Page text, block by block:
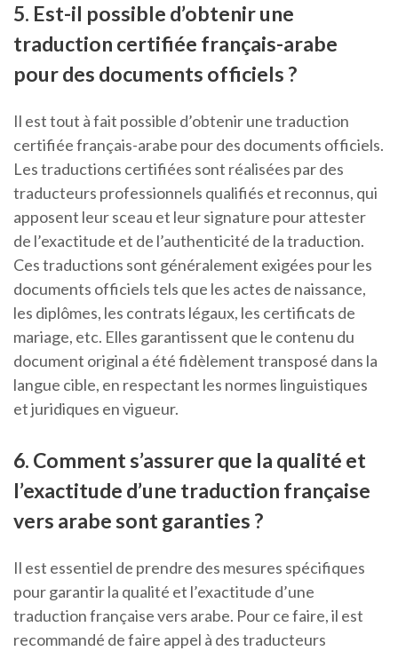
5. Est-il possible d’obtenir une
traduction certifiée français-arabe
pour des documents officiels ?
Il est tout à fait possible d’obtenir une traduction
certifiée français-arabe pour des documents officiels.
Les traductions certifiées sont réalisées par des
traducteurs professionnels qualifiés et reconnus, qui
apposent leur sceau et leur signature pour attester
de l’exactitude et de l’authenticité de la traduction.
Ces traductions sont généralement exigées pour les
documents officiels tels que les actes de naissance,
les diplômes, les contrats légaux, les certificats de
mariage, etc. Elles garantissent que le contenu du
document original a été fidèlement transposé dans la
langue cible, en respectant les normes linguistiques
et juridiques en vigueur.
6. Comment s’assurer que la qualité et
l’exactitude d’une traduction française
vers arabe sont garanties ?
Il est essentiel de prendre des mesures spécifiques
pour garantir la qualité et l’exactitude d’une
traduction française vers arabe. Pour ce faire, il est
recommandé de faire appel à des traducteurs